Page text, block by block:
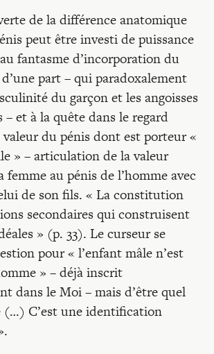
de la différence anatomique
peut être investi de puissance
fantasme d’incorporation du
part – qui paradoxalement
du garçon et les angoisses
– et à la quête dans le regard
du pénis dont est porteur «
» – articulation de la valeur
femme au pénis de l’homme avec
de son fils. « La constitution
secondaires qui construisent
» (p. 33). Le curseur se
pour « l’enfant mâle n’est
» – déjà inscrit
dans le Moi – mais d’être quel
(…) C’est une identification